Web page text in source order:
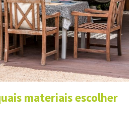
materiais escolher